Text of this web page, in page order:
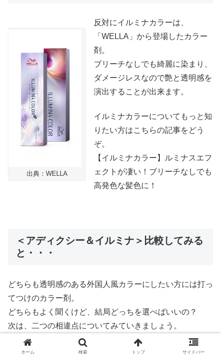
出典：WELLA
反対にイルミナカラーは、
「WELLA」から登場したカラー
剤。
ブリーチなしでも綺麗に染まり、
ダメージレスなので艶と透明感を
演出することが出来ます。
イルミナカラーについてもっと知
りたい方はこちらの記事をどう
ぞ。
【イルミナカラー】ルミナスエフ
ェクトが凄い！ブリーチなしでも
高発色な髪色に！
＜アディクシー＆イルミナ＞比較してみる
と・・・
どちらも透明感のある外国人風カラーにしたい方には打っ
てつけのカラー剤。
どちらもよく聞くけど、結局どっちを選べばいいの？
次は、二つの相違点についてみていきましょう。
アディクシーとイルミナの共通点は？
ホーム 検索 トップ サイドバー